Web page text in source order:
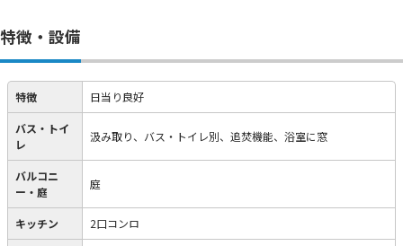
特徴・設備
特徴 日当り良好
バス・トイ
レ
汲み取り、バス・トイレ別、追焚機能、浴室に窓
バルコニ
ー・庭
庭
キッチン 2口コンロ